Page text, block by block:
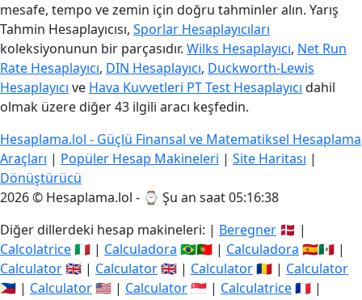
mesafe, tempo ve zemin için doğru tahminler alın. Yarış
Tahmin Hesaplayıcısı, Sporlar Hesaplayıcıları
koleksiyonunun bir parçasıdır. Wilks Hesaplayıcı, Net Run
Rate Hesaplayıcı, DIN Hesaplayıcı, Duckworth-Lewis
Hesaplayıcı ve Hava Kuvvetleri PT Test Hesaplayıcı dahil
olmak üzere diğer 43 ilgili aracı keşfedin.
Hesaplama.lol - Güçlü Finansal ve Matematiksel Hesaplama
Araçları | Popüler Hesap Makineleri | Site Haritası |
Dönüştürücü
2026 © Hesaplama.lol - ⌚ Şu an saat 05:16:39
Diğer dillerdeki hesap makineleri: | Beregner 🇩🇰 |
Calcolatrice🇮🇹 | Calculadora 🇧🇷🇵🇹 | Calculadora 🇪🇸🇲🇽 |
Calculator🇬🇧 | Calculator🇬🇧 | Calculator🇷🇴 | Calculator
🇵🇭 | Calculator🇺🇸 | Calculator🇸🇬 | Calculatrice🇫🇷 |